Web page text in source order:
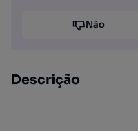
Não
Descrição